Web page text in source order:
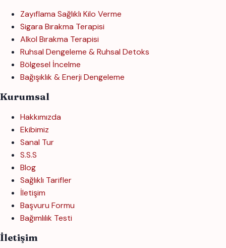
Zayıflama Sağlıklı Kilo Verme
Sigara Bırakma Terapisi
Alkol Bırakma Terapisi
Ruhsal Dengeleme & Ruhsal Detoks
Bölgesel İncelme
Bağışıklık & Enerji Dengeleme
Kurumsal
Hakkımızda
Ekibimiz
Sanal Tur
S.S.S
Blog
Sağlıklı Tarifler
İletişim
Başvuru Formu
Bağımlılık Testi
İletişim